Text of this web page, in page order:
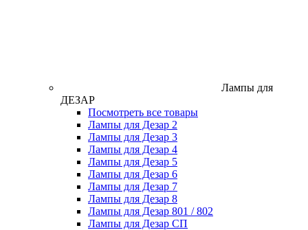
Лампы для
ДЕЗАР
Посмотреть все товары
Лампы для Дезар 2
Лампы для Дезар 3
Лампы для Дезар 4
Лампы для Дезар 5
Лампы для Дезар 6
Лампы для Дезар 7
Лампы для Дезар 8
Лампы для Дезар 801 / 802
Лампы для Дезар СП